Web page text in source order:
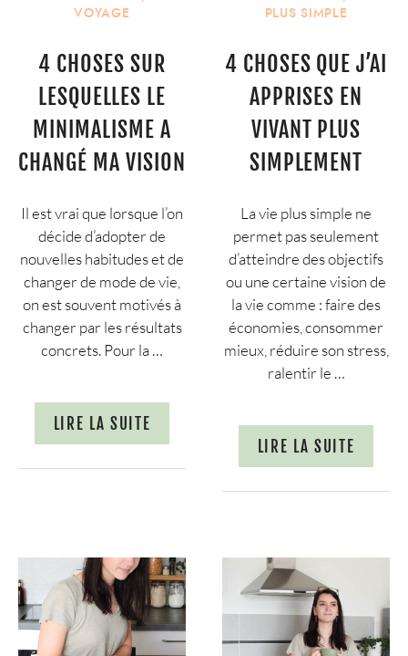
VOYAGE
4 CHOSES SUR
LESQUELLES LE
MINIMALISME A
CHANGÉ MA VISION
Il est vrai que lorsque l’on
décide d’adopter de
nouvelles habitudes et de
changer de mode de vie,
on est souvent motivés à
changer par les résultats
concrets. Pour la …
LIRE LA SUITE
PLUS SIMPLE
4 CHOSES QUE J’AI
APPRISES EN
VIVANT PLUS
SIMPLEMENT
La vie plus simple ne
permet pas seulement
d’atteindre des objectifs
ou une certaine vision de
la vie comme : faire des
économies, consommer
mieux, réduire son stress,
ralentir le …
LIRE LA SUITE